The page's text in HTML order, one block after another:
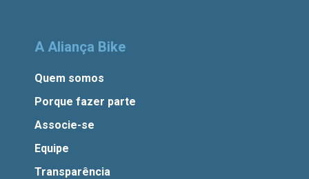
A Aliança Bike
Quem somos
Porque fazer parte
Associe-se
Equipe
Transparência